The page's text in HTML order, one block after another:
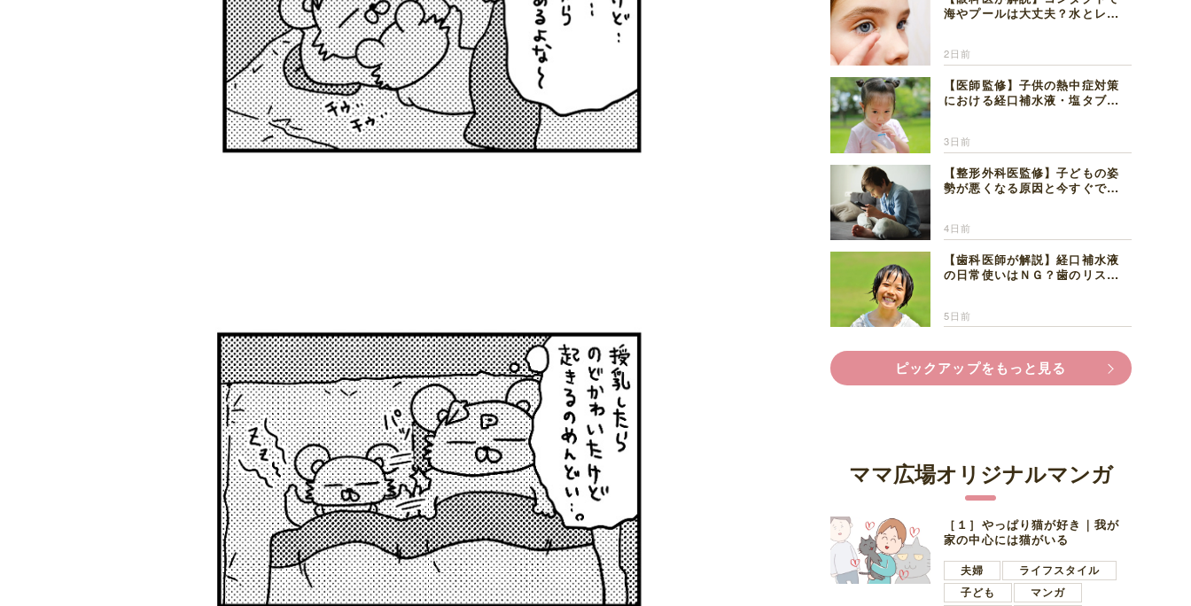
海やプールは大丈夫？水とレン
2日前
【医師監修】子供の熱中症対策
における経口補水液・塩タブレ
3日前
【整形外科医監修】子どもの姿
勢が悪くなる原因と今すぐでき
4日前
【歯科医師が解説】経口補水液
の日常使いはＮＧ？歯のリスク
5日前
ピックアップをもっと見る
ママ広場オリジナルマンガ
［１］やっぱり猫が好き｜我が
家の中心には猫がいる
夫婦
ライフスタイル
子ども
マンガ